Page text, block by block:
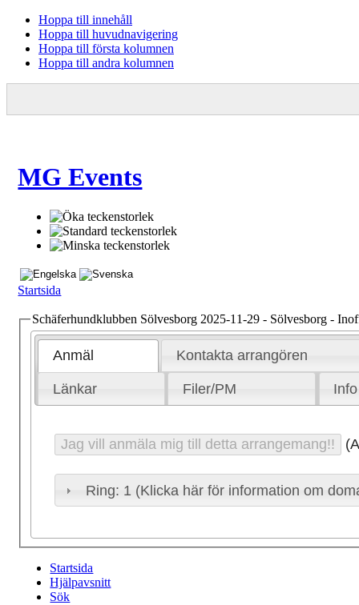
Hoppa till innehåll
Hoppa till huvudnavigering
Hoppa till första kolumnen
Hoppa till andra kolumnen
MG Events
Startsida
Schäferhundklubben Sölvesborg 2025-11-29 - Sölvesborg -
Anmäl Kontakta arrangören
Länkar Filer/PM Info
Ring: 1 (Klicka här för information om
Startsida
Hjälpavsnitt
Sök